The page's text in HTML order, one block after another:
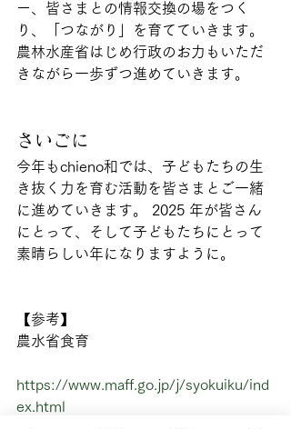
ー、皆さまとの情報交換の場をつく
り、「つながり」を育てていきます。
農林水産省はじめ行政のお力もいただ
きながら一歩ずつ進めていきます。
さいごに
今年もchieno和では、子どもたちの生
き抜く力を育む活動を皆さまとご一緒
に進めていきます。 2025 年が皆さん
にとって、そして子どもたちにとって
素晴らしい年になりますように。
【参考】
農水省食育
https://www.maff.go.jp/j/syokuiku/ind
ex.html